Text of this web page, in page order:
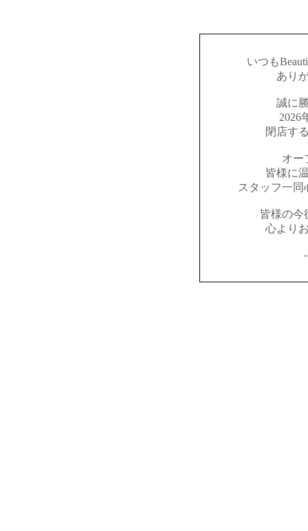
いつも
あり
誠に
2026
閉店す
オー
皆様に
スタッフ一
皆様の今
心より